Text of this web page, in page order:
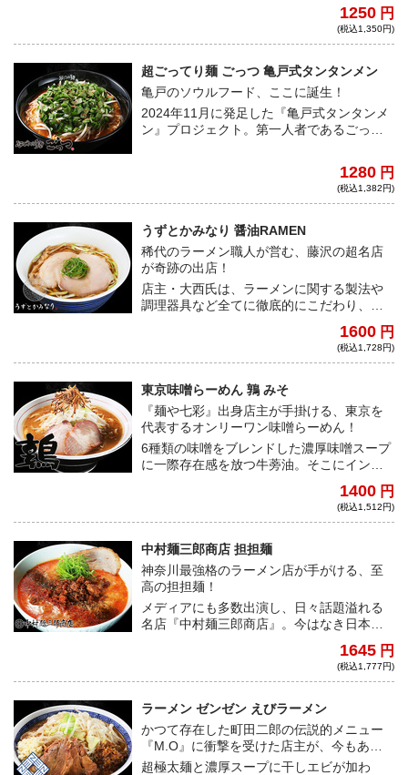
干しでもG系でもなく、ド豚骨ラーメンで勝
負！濃度、粘度、パンチ力ともに抜群で必
1250 円
(税込1,350円)
超ごってり麺 ごっつ 亀戸式タンタンメン
亀戸のソウルフード、ここに誕生！
2024年11月に発足した『亀戸式タンタンメ
ン』プロジェクト。第一人者であるごっつ
1280 円
(税込1,382円)
うずとかみなり 醤油RAMEN
稀代のラーメン職人が営む、藤沢の超名店
が奇跡の出店！
店主・大西氏は、ラーメンに関する製法や
調理器具など全てに徹底的にこだわり、そ
生み出している。随所に輝く想いをぜひ体
1600 円
(税込1,728円)
東京味噌らーめん 鶉 みそ
『麺や七彩』出身店主が手掛ける、東京を
代表するオンリーワン味噌らーめん！
6種類の味噌をブレンドした濃厚味噌スープ
に一際存在感を放つ牛蒡油。そこにインパ
リカリ牛蒡チップスが合わさった唯一無二
1400 円
(税込1,512円)
中村麺三郎商店 担担麺
神奈川最強格のラーメン店が手がける、至
高の担担麺！
メディアにも多数出演し、日々話題溢れる
名店『中村麺三郎商店』。今はなき日本最
主が手がける担担麺は、老若男女を虜にし
1645 円
(税込1,777円)
ラーメン ゼンゼン えびラーメン
かつて存在した町田二郎の伝説的メニュー
『M.O』に衝撃を受けた店主が、今もあの
味を追い求めながら作る一杯！
超極太麺と濃厚スープに干しエビが加わ